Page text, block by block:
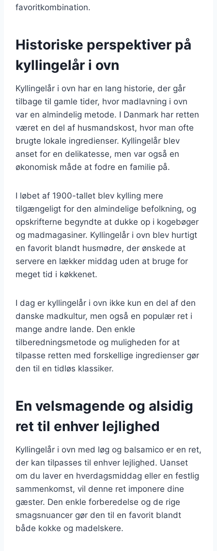
favoritkombination.
Historiske perspektiver på
kyllingelår i ovn
Kyllingelår i ovn har en lang historie, der går
tilbage til gamle tider, hvor madlavning i ovn
var en almindelig metode. I Danmark har retten
været en del af husmandskost, hvor man ofte
brugte lokale ingredienser. Kyllingelår blev
anset for en delikatesse, men var også en
økonomisk måde at fodre en familie på.
I løbet af 1900-tallet blev kylling mere
tilgængeligt for den almindelige befolkning, og
opskrifterne begyndte at dukke op i kogebøger
og madmagasiner. Kyllingelår i ovn blev hurtigt
en favorit blandt husmødre, der ønskede at
servere en lækker middag uden at bruge for
meget tid i køkkenet.
I dag er kyllingelår i ovn ikke kun en del af den
danske madkultur, men også en populær ret i
mange andre lande. Den enkle
tilberedningsmetode og muligheden for at
tilpasse retten med forskellige ingredienser gør
den til en tidløs klassiker.
En velsmagende og alsidig
ret til enhver lejlighed
Kyllingelår i ovn med løg og balsamico er en ret,
der kan tilpasses til enhver lejlighed. Uanset
om du laver en hverdagsmiddag eller en festlig
sammenkomst, vil denne ret imponere dine
gæster. Den enkle forberedelse og de rige
smagsnuancer gør den til en favorit blandt
både kokke og madelskere.